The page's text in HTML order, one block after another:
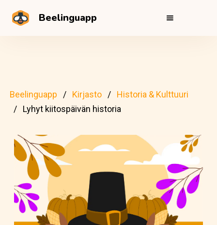
Beelinguapp
Beelinguapp Kirjasto
Historia & Kulttuuri
Lyhyt kiitospäivän historia